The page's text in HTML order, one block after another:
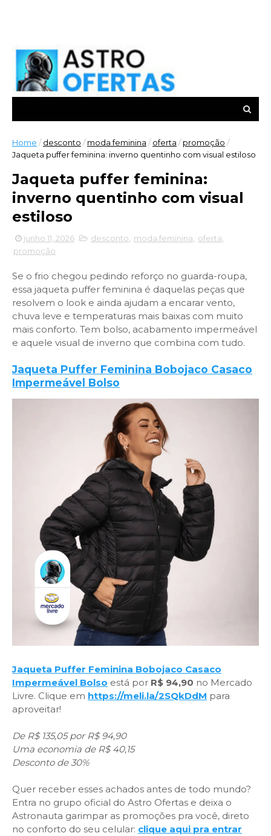
Home / desconto / moda feminina / oferta / promoção /
Jaqueta puffer feminina: inverno quentinho com visual estiloso
Jaqueta puffer feminina:
inverno quentinho com visual
estiloso
junho 11, 2026 desconto moda feminina oferta
promoção
Se o frio chegou pedindo reforço no guarda-roupa,
essa jaqueta puffer feminina é daquelas peças que
resolvem o look e ainda ajudam a encarar vento,
chuva leve e temperaturas mais baixas com muito
mais conforto. Tem bolso, acabamento impermeável
e aquele visual de inverno que combina com tudo.
Jaqueta Puffer Feminina Bobojaco Casaco
Impermeável Bolso
Jaqueta Puffer Feminina Bobojaco Casaco
Impermeável Bolso está por R$ 94,90 no Mercado
Livre. Clique em https://meli.la/2SQkDdM para
aproveitar!
De R$ 135,05 por R$ 94,90
Uma economia de R$ 40,15
Desconto de 30%
Quer receber esses achados antes de todo mundo?
Entra no grupo oficial do Astro Ofertas e deixa o
Astronauta garimpar as promoções pra você, direto
no conforto do seu celular: clique aqui pra entrar